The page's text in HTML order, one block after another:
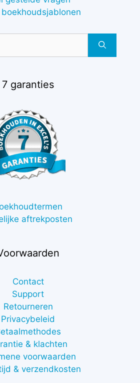
7 garanties
aftrekposten
Contact
Support
Retourneren
Privacybeleid
& klachten
voorwaarden
& verzendkosten